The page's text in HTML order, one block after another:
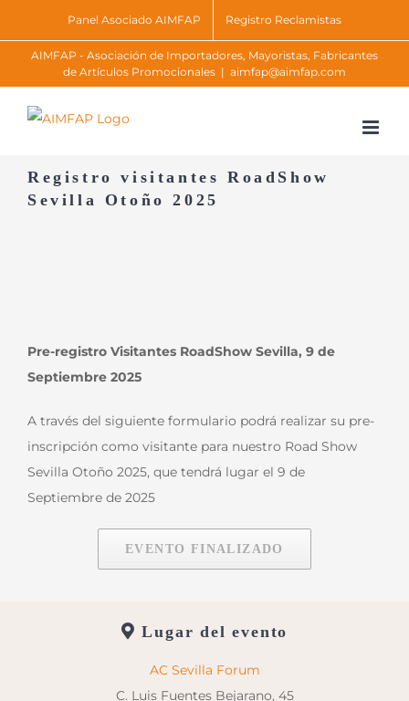
to
content
Panel Asociado AIMFAP Registro Reclamistas
AIMFAP - Asociación de Importadores, Mayoristas, Fabricantes
de Artículos Promocionales | aimfap@aimfap.com
Registro visitantes RoadShow
Sevilla Otoño 2025
Pre-registro Visitantes RoadShow Sevilla, 9 de
Septiembre 2025
A través del siguiente formulario podrá realizar su pre-
inscripción como visitante para nuestro Road Show
Sevilla Otoño 2025, que tendrá lugar el 9 de
Septiembre de 2025
EVENTO FINALIZADO
Lugar del evento
AC Sevilla Forum
C. Luis Fuentes Bejarano, 45